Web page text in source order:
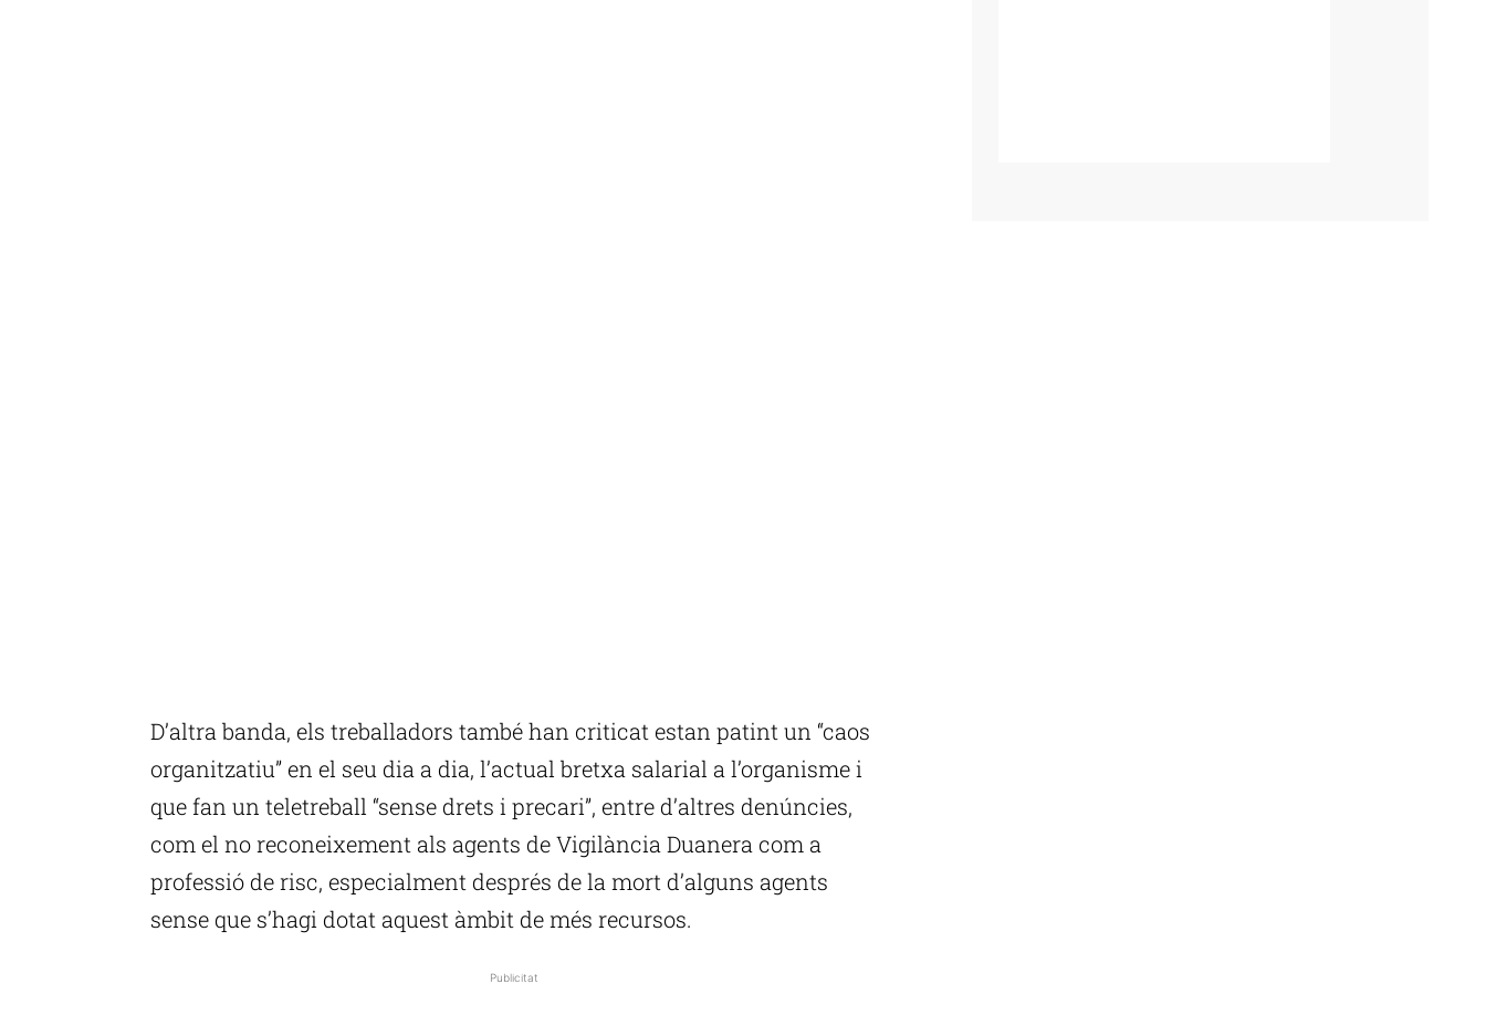
D’altra banda, els treballadors també han criticat estan patint un “caos
organitzatiu” en el seu dia a dia, l’actual bretxa salarial a l’organisme i
que fan un teletreball “sense drets i precari”, entre d’altres denúncies,
com el no reconeixement als agents de Vigilància Duanera com a
professió de risc, especialment després de la mort d’alguns agents
sense que s’hagi dotat aquest àmbit de més recursos.
Publicitat